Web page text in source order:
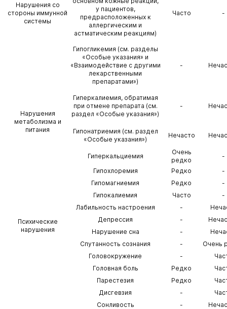
Нарушения со
стороны иммунной
системы
у пациентов,
предрасположенных к
аллергическим и
астматическим реакциям)
Часто -
Нарушения
метаболизма и
питания
Гипогликемия (см. разделы
«Особые указания» и
«Взаимодействие с другими
лекарственными
препаратами»)
-
Гиперкалиемия, обратимая
при отмене препарата (см.
раздел «Особые указания»)
-
Гипонатриемия (см. раздел
«Особые указания»)
Нечасто
Гиперкальциемия
Очень
редко
-
Гипохлоремия
Редко
-
Гипомагниемия
Редко
-
Гипокалиемия
Часто -
Психические
нарушения
Лабильность настроения -
Депрессия
-
Нарушение сна
-
Спутанность сознания
- Очень
Головокружение -
Головная боль
Редко
Парестезия
Редко
Дисгевзия
-
Сонливость
-